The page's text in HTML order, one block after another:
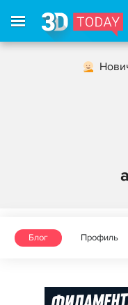
Блог Профиль